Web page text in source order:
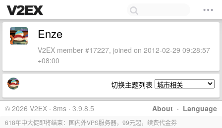
Enze
V2EX member #17227, joined on 2012-02-29 09:28:57
+08:00
切换主题列表
About · Language
© 2026 V2EX · 8ms · 3.9.8.5
618年中大促即将结束：国内外VPS服务器，99元起，续费代金券